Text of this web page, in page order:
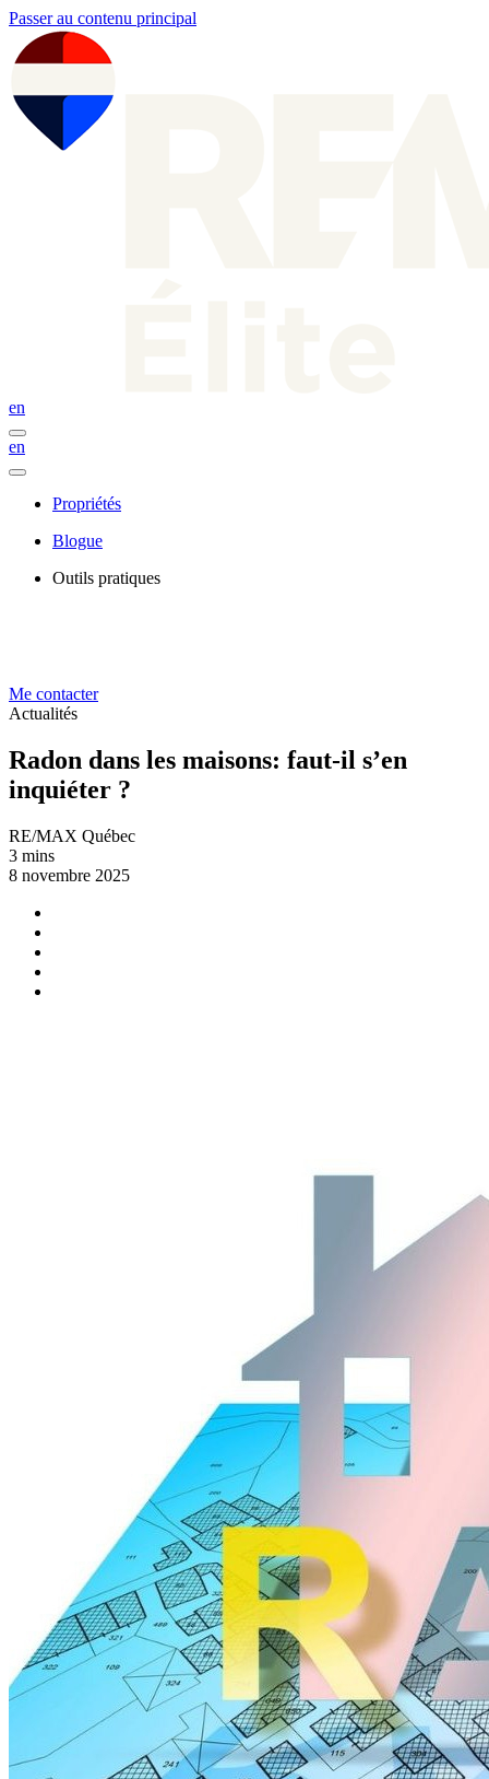
Passer au contenu principal
en
en
Propriétés
Blogue
Outils pratiques
Me contacter
Actualités
Radon dans les maisons: faut-il s’en
inquiéter ?
RE/MAX Québec
3 mins
8 novembre 2025